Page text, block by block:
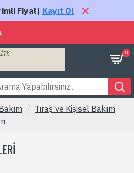
Fiyat| Kayıt Ol
0
Tıraş ve Kişisel Bakım